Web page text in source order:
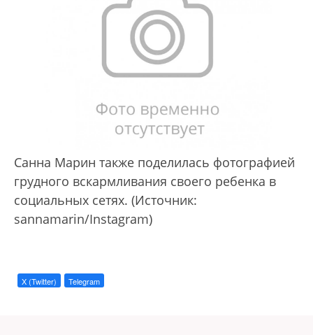
Санна Марин также поделилась фотографией
грудного вскармливания своего ребенка в
социальных сетях. (Источник:
sannamarin/Instagram)
X (Twitter) Telegram